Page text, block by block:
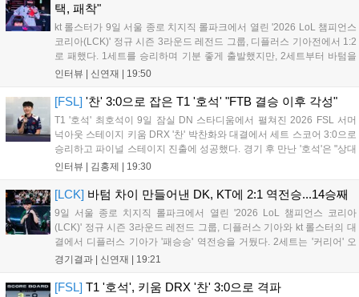
택, 패착"
kt 롤스터가 9일 서울 종로 치지직 롤파크에서 열린 '2026 LoL 챔피언스
코리아(LCK)' 정규 시즌 3라운드 레전드 그룹, 디플러스 기아전에서 1:2
로 패했다. 1세트를 승리하며 기분 좋게 출발했지만, 2세트부터 바텀을
중심으로 게임을 풀어간 디플러스 기아의 승리 플랜을 막아내지 못했다.
인터뷰 | 신연재 | 19:50
[FSL] '찬' 3:0으로 잡은 T1 '호석' "FTB 결승 이후 각성"
T1 '호석' 최호석이 9일 잠실 DN 스타디움에서 펼쳐진 2026 FSL 서머
넉아웃 스테이지 키움 DRX '찬' 박찬화와 대결에서 세트 스코어 3:0으로
승리하고 파이널 스테이지 진출에 성공했다. 경기 후 만난 '호석'은 "상대
가 강하지만, 내가 할 것만 잘하면 충분히 승산이 있을 것 같았다"고 말하
인터뷰 | 김홍제 | 19:30
[LCK] 바텀 차이 만들어낸 DK, KT에 2:1 역전승...14승째
9일 서울 종로 치지직 롤파크에서 열린 '2026 LoL 챔피언스 코리아
(LCK)' 정규 시즌 3라운드 레전드 그룹, 디플러스 기아와 kt 롤스터의 대
결에서 디플러스 기아가 '패승승' 역전승을 거뒀다. 2세트는 '커리어' 오
현석의 메이킹과 '쇼메이커' 허수의 캐리력이 빛났고, 3세트에서는 라인
경기결과 | 신연재 | 19:21
[FSL] T1 '호석', 키움 DRX '찬' 3:0으로 격파